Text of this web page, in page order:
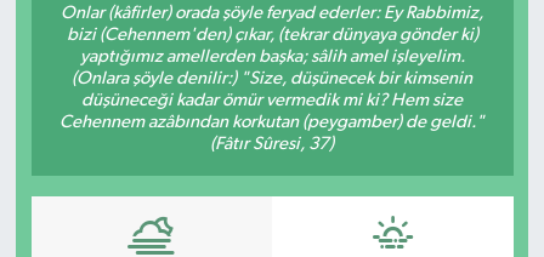
Onlar (kâfirler) orada şöyle feryad ederler: Ey Rabbimiz,
bizi (Cehennem'den) çıkar, (tekrar dünyaya gönder ki)
yaptığımız amellerden başka; sâlih amel işleyelim.
(Onlara şöyle denilir:) "Size, düşünecek bir kimsenin
düşüneceği kadar ömür vermedik mi ki? Hem size
Cehennem azâbından korkutan (peygamber) de geldi."
(Fâtır Sûresi, 37)